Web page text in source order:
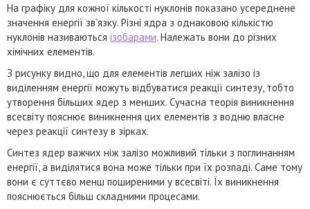
На графіку для кожної кількості нуклонів показано усереднене
значення енергії зв’язку. Різні ядра з однаковою кількістю
нуклонів називаються ізобарами. Належать вони до різних
хімічних елементів.
З рисунку видно, що для елементів легших ніж залізо із
виділенням енергії можуть відбуватися реакції синтезу, тобто
утворення більших ядер з менших. Сучасна теорія виникнення
всесвіту пояснює виникнення цих елементів з водню власне
через реакції синтезу в зірках.
Синтез ядер важчих ніж залізо можливий тільки з поглинанням
енергії, а виділятися вона може тільки при їх розпаді. Саме тому
вони є суттєво менш поширеними у всесвіті. Їх виникнення
пояснюється більш складними процесами.